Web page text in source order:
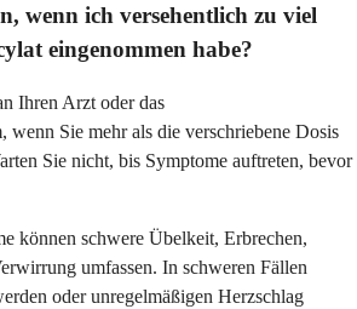
wenn ich versehentlich zu viel
eingenommen habe?
Ihren Arzt oder das
wenn Sie mehr als die verschriebene Dosis
Sie nicht, bis Symptome auftreten, bevor
können schwere Übelkeit, Erbrechen,
umfassen. In schweren Fällen
oder unregelmäßigen Herzschlag